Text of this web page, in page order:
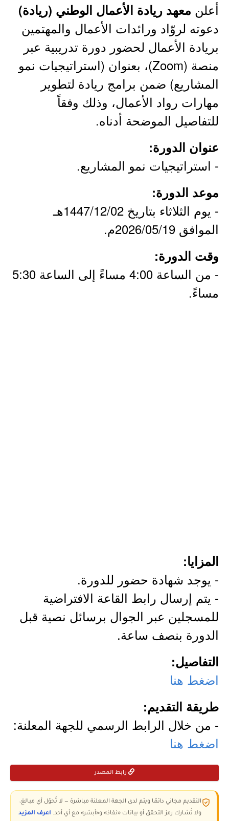
أعلن معهد ريادة الأعمال الوطني (ريادة)
دعوته لروّاد ورائدات الأعمال والمهتمين
بريادة الأعمال لحضور دورة تدريبية عبر
منصة (Zoom)، بعنوان (استراتيجيات نمو
المشاريع) ضمن برامج ريادة لتطوير
مهارات رواد الأعمال، وذلك وفقاً
للتفاصيل الموضحة أدناه.
عنوان الدورة:
- استراتيجيات نمو المشاريع.
موعد الدورة:
- يوم الثلاثاء بتاريخ 1447/12/02هـ
الموافق 2026/05/19م.
وقت الدورة:
- من الساعة 4:00 مساءً إلى الساعة 5:30
مساءً.
المزايا:
- يوجد شهادة حضور للدورة.
- يتم إرسال رابط القاعة الافتراضية
للمسجلين عبر الجوال برسائل نصية قبل
الدورة بنصف ساعة.
التفاصيل:
اضغط هنا
طريقة التقديم:
- من خلال الرابط الرسمي للجهة المعلنة:
اضغط هنا
رابط المصدر
التقديم مجاني دائمًا ويتم لدى الجهة المعلنة مباشرة — لا تُحوّل أي مبالغ،
ولا تُشارك رمز التحقق أو بيانات «نفاذ» و«أبشر» مع أي أحد. اعرف المزيد